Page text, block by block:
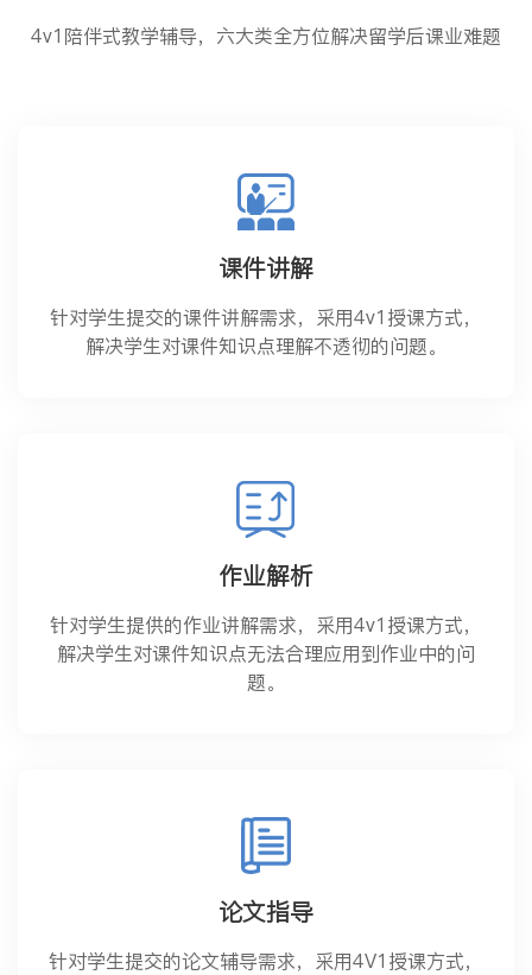
4v1陪伴式教学辅导，六大类全方位解决留学后课业难题
课件讲解
针对学生提交的课件讲解需求，采用4v1授课方式，
解决学生对课件知识点理解不透彻的问题。
作业解析
针对学生提供的作业讲解需求，采用4v1授课方式，
解决学生对课件知识点无法合理应用到作业中的问
题。
论文指导
针对学生提交的论文辅导需求，采用4V1授课方式，